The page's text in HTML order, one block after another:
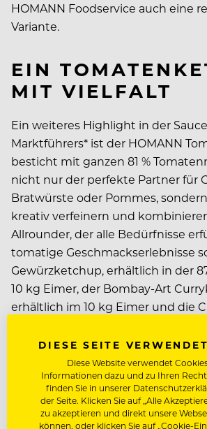
HOMANN Foodservice auch eine
Variante.
EIN
MIT VIELFALT
Ein weiteres Highlight in der
Marktführers* ist der HOMANN
besticht mit ganzen 81 %
nicht nur der perfekte Partner für
Bratwürste oder Pommes,
kreativ verfeinern und
Allrounder, der alle Bedürfnisse
tomatige Geschmackserlebnisse
Gewürzketchup, erhältlich in der
10 kg Eimer, der Bombay-Art
erhältlich im 10 kg Eimer und die
Ketchup ist in folgenden Gebinden
ml Portionsbeutel, 430 ml Front-of-
ml Tube und 10 kg Eimer.
FRONT-OF-
DIESE SEITE
Diese Website verwendet
Informationen dazu und zu Ihren
finden Sie in unserer
der Seite. Klicken Sie auf „Alle
zu akzeptieren und direkt unsere
können, oder klicken Sie auf „Cookie-